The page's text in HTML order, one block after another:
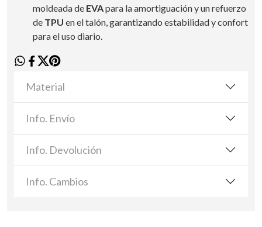
moldeada de EVApara la amortiguación y un refuerzo
de TPU en el talón, garantizando estabilidad y confort
para el uso diario.
Material
Info. Envío
Info. Devolución
Info. Cambios